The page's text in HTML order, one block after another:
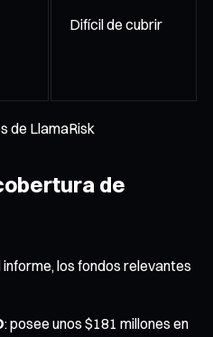
Difícil de cubrir
de LlamaRisk
de
los fondos relevantes
: posee unos $181 millones en